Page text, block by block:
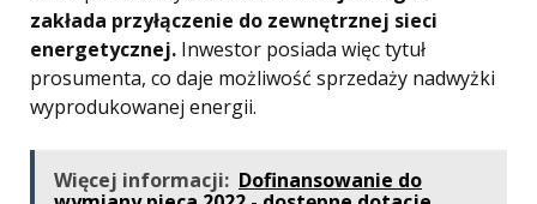
zakłada przyłączenie do zewnętrznej sieci
energetycznej. Inwestor posiada więc tytuł
prosumenta, co daje możliwość sprzedaży nadwyżki
wyprodukowanej energii.
Więcej informacji: Dofinansowanie do